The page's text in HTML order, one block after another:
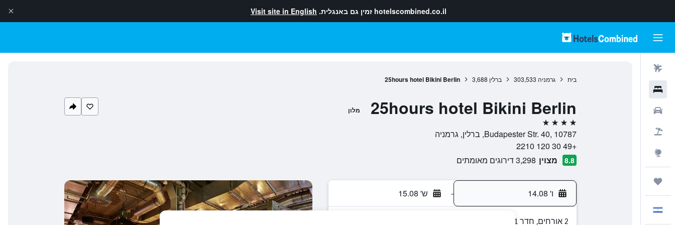
hotelscombined.co.il זמין גם באנגלית. Visit site in English
בית גרמניה 303,533 ברלין 3,688
25hours hotel Bikini Berlin
25hours hotel Bikini Berlin מלון
4 כוכבים
Budapester Str. 40, 10787, ברלין, גרמניה
+49 30 120 2210
8.8 מצוין 3,298 דירוגים מאומתים
ו' 14.08 - ש' 15.08
2 אורחים, חדר 1